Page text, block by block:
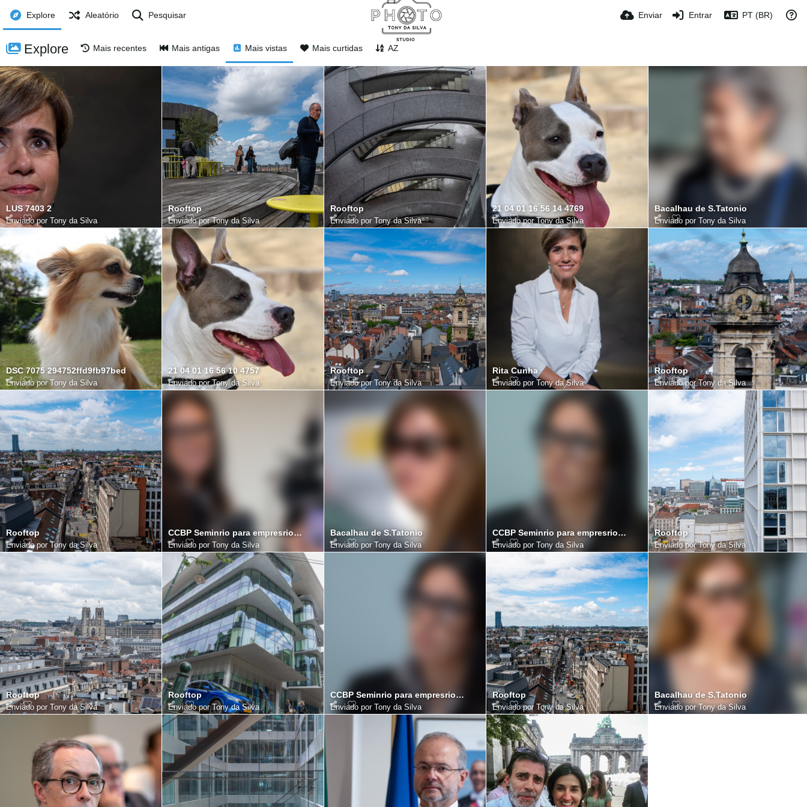
Explore Aleatório Pesquisar Enviar Entrar PT (BR)
Explore Mais recentes Mais antigas Mais vistas Mais curtidas AZ
LUS 7403 2
Enviado por Tony da Silva
Rooftop
Enviado porTony da Silva
Rooftop
Enviado por Tony da Silva
21 04 01 16 56 14 4769
Enviado porTony da Silva
Bacalhau de S.Tatonio
Enviado por Tony da Silva
DSC 7075 294752ffd9fb97bed
Enviado porTony da Silva
21 04 01 16 56 10 4757
Enviado porTony da Silva
Rooftop
Enviado porTony da Silva
Rita Cunha
Enviado por Tony da Silva
Rooftop
Enviado porTony da Silva
Rooftop
Enviado porTony da Silva
CCBP Seminrio para empresrios Portugueses na Blgica
Enviado por Tony da Silva
Bacalhau de S.Tatonio
Enviado por Tony da Silva
CCBP Seminrio para empresrios Portugueses na Blgica
Enviado por Tony da Silva
Rooftop
Enviado porTony da Silva
Rooftop
Enviado por Tony da Silva
Rooftop
Enviado porTony da Silva
CCBP Seminrio para empresrios Portugueses na Blgica
Enviado por Tony da Silva
Rooftop
Enviado por Tony da Silva
Bacalhau de S.Tatonio
Enviado porTony da Silva